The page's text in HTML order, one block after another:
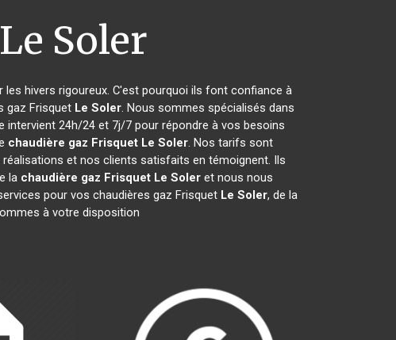
Soler
hivers rigoureux. C'est pourquoi ils font confiance à
gaz Frisquet Le Soler. Nous sommes spécialisés dans
24h/24 et 7j/7 pour répondre à vos besoins
chaudière gaz Frisquet Le Soler. Nos tarifs sont
et nos clients satisfaits en témoignent. Ils
la chaudière gaz Frisquet Le Soleret nous nous
pour vos chaudières gaz Frisquet Le Soler, de la
à votre disposition